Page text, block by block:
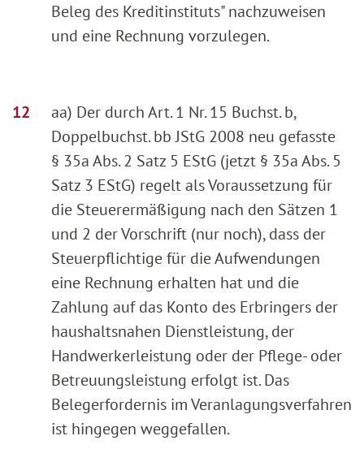
Beleg des Kreditinstituts" nachzuweisen
und eine Rechnung vorzulegen.
aa) Der durch Art. 1 Nr. 15 Buchst. b,
Doppelbuchst. bb JStG 2008 neu gefasste
§ 35a Abs. 2 Satz 5 EStG (jetzt § 35a Abs. 5
Satz 3 EStG) regelt als Voraussetzung für
die Steuerermäßigung nach den Sätzen 1
und 2 der Vorschrift (nur noch), dass der
Steuerpflichtige für die Aufwendungen
eine Rechnung erhalten hat und die
Zahlung auf das Konto des Erbringers der
haushaltsnahen Dienstleistung, der
Handwerkerleistung oder der Pflege- oder
Betreuungsleistung erfolgt ist. Das
Belegerfordernis im Veranlagungsverfahren
ist hingegen weggefallen.